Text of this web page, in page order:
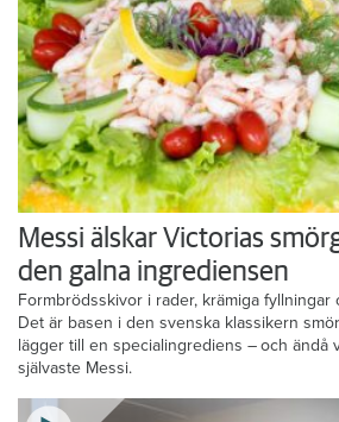
Messi älskar Victorias
den galna ingrediensen
Formbrödsskivor i rader, krämiga fyllningar
Det är basen i den svenska klassikern
lägger till en specialingrediens – och ändå
självaste Messi.